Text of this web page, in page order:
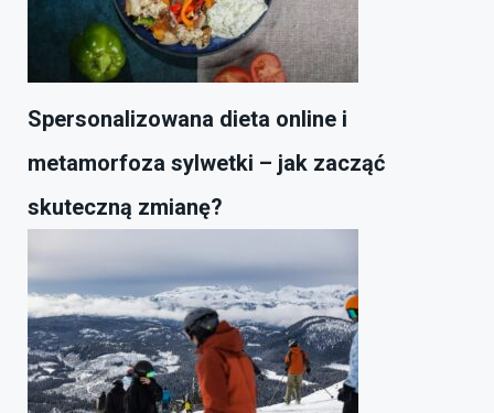
Spersonalizowana dieta online i
metamorfoza sylwetki – jak zacząć
skuteczną zmianę?